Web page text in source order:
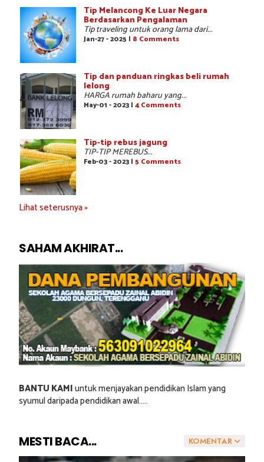
Tip Melancong Ke Luar Negara
Berdasarkan Pengalaman
Tip traveling untuk orang lama dari...
Jan-27 - 2025 | 8 Comments
Tip dan panduan ringkas beli rumah
lelong
HARGA rumah baharu yang...
May-01 - 2023 | 4 Comments
Tip-tip rebus jagung
TIP-TIP MEREBUS...
Feb-03 - 2023 | 5 Comments
Lihat seterusnya »
SAHAM AKHIRAT...
BANTU KAMIuntuk menjayakan pendidikan Islam yang
syumul daripada pendidikan awal.....
KOMENTAR
MESTI BACA...